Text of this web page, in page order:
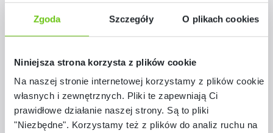
Zgoda Szczegóły O plikach cookies
Niniejsza strona korzysta z plików cookie
Na naszej stronie internetowej korzystamy z plików cookie:
własnych i zewnętrznych. Pliki te zapewniają Ci
prawidłowe działanie naszej strony. Są to pliki
"Niezbędne". Korzystamy też z plików do analiz ruchu na
Kod produktu:358051
159,90 zł